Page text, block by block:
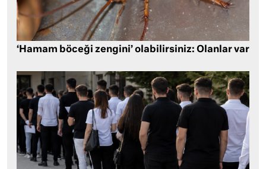
‘Hamam böceği zengini’ olabilirsiniz: Olanlar var